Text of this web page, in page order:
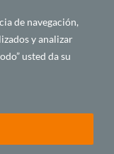
de navegación,
y analizar
usted da su